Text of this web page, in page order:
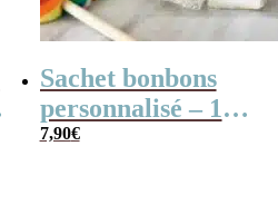
Sachet bonbons
personnalisé – 15
nougats tendres
7,90€